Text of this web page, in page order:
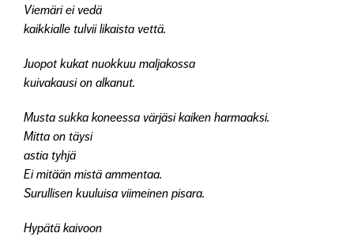
Viemäri ei vedä
kaikkialle tulvii likaista vettä.
Juopot kukat nuokkuu maljakossa
kuivakausi on alkanut.
Musta sukka koneessa värjäsi kaiken harmaaksi.
Mitta on täysi
astia tyhjä
Ei mitään mistä ammentaa.
Surullisen kuuluisa viimeinen pisara.
Hypätä kaivoon